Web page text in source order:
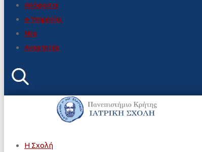
Απόφοιτοι
e-Υπηρεσίες
Νέα
Αναρτητέα
Η Σχολή